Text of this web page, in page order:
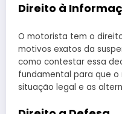
Direito à
O motorista tem o
motivos exatos da
como contestar essa
fundamental para que
situação legal e as